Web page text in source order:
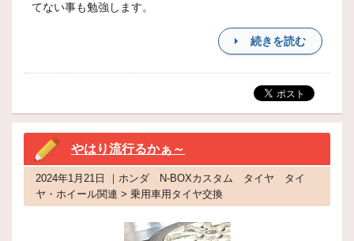
てない事も勉強します。
続きを読む
やはり流行るかぁ～
2024年1月21日 ｜ホンダ N-BОXカスタム タイヤ タイ
ヤ・ホイール関連 > 乗用車用タイヤ交換